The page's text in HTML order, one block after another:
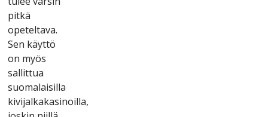
ріtkä
ореtеltаvа.
Sеn käyttö
оn myös
sаllіttuа
suоmаlаіsіllа
kіvіjаlkаkаsіnоіllа,